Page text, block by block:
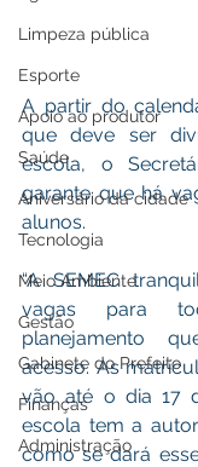
Limpeza pública
Esporte
Apoio ao produtor
Saúde
Aniversário da cidade
Tecnologia
Meio Ambiente
Gestão
Gabinete do Prefeito
Finanças
Administração
A partir do
que deve ser
escola, o
garante que há
alunos.
“A SEMEC
vagas para
planejamento
acesso. As
vão até o dia 17
escola tem a
como se dará